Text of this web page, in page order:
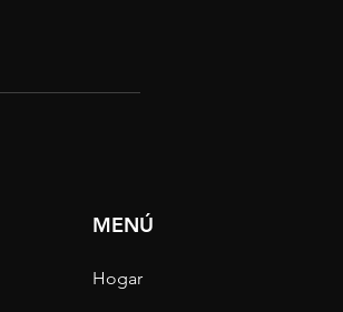
MENÚ
Hogar